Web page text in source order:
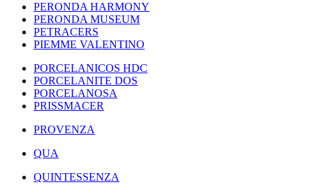
PERONDA HARMONY
PERONDA MUSEUM
PETRACERS
PIEMME VALENTINO
PORCELANICOS HDC
PORCELANITE DOS
PORCELANOSA
PRISSMACER
PROVENZA
QUA
QUINTESSENZA